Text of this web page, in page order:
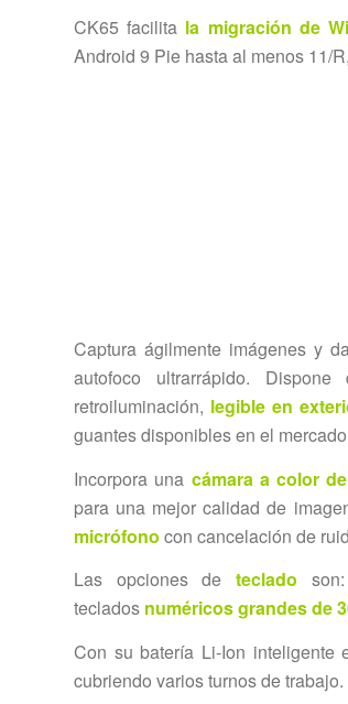
CK65 facilita la migración de
Android 9 Pie hasta al menos 11/
Captura ágilmente imágenes y
autofoco ultrarrápido.
retroiluminación, legible en
guantes disponibles en el
Incorpora una cámara a color
para una mejor calidad de
micrófono con cancelación de
Las opciones deteclado son:
teclados numéricos grandes de
Con su batería Li-Ion inteligente
cubriendo varios turnos de trabajo.